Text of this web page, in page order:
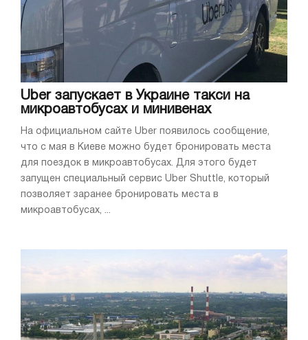
Uber запускает в Украине такси на
микроавтобусах и минивенах
На официальном сайте Uber появилось сообщение,
что с мая в Киеве можно будет бронировать места
для поездок в микроавтобусах. Для этого будет
запущен специальный сервис Uber Shuttle, который
позволяет заранее бронировать места в
микроавтобусах, ...